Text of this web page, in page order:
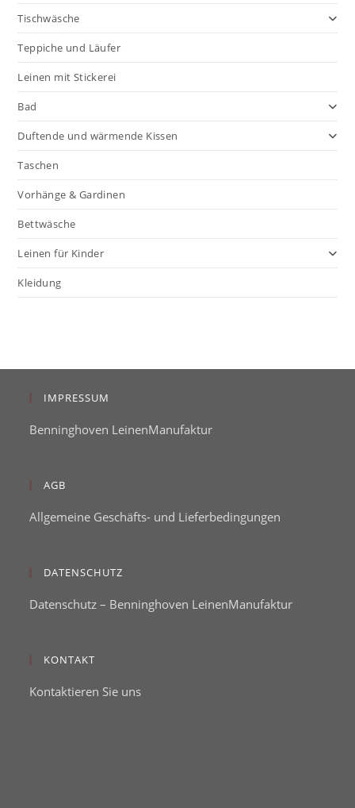
Tischwäsche
Teppiche und Läufer
Leinen mit Stickerei
Bad
Duftende und wärmende Kissen
Taschen
Vorhänge & Gardinen
Bettwäsche
Leinen für Kinder
Kleidung
IMPRESSUM
Benninghoven LeinenManufaktur
AGB
Allgemeine Geschäfts- und Lieferbedingungen
DATENSCHUTZ
Datenschutz – Benninghoven LeinenManufaktur
KONTAKT
Kontaktieren Sie uns